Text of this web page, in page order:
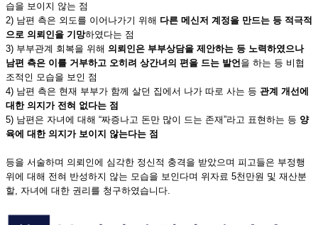
습을 보이지 않는 점
2) 남편 측은 외도를 이어나가기 위해 다른 메신저 계정을 만드는 등 적극적
으로 의뢰인을 기망하였다는 점
3) 부부관계 회복을 위해 의뢰인은 부부상담을 제안하는 등 노력하였으나
남편 측은 이를 거부하고 오히려 상간녀의 편을 드는 발언을 하는 등 비협
조적인 모습을 보인 점
4) 남편 측은 현재 부부가 함께 살던 집에서 나가 따로 사는 등 관계 개선에
대한 의지가 전혀 없다는 점
5) 남편은 자녀에 대해 “짜증나고 돈만 많이 드는 존재”라고 표현하는 등 양
육에 대한 의지가 보이지 않는다는 점
등을 서술하며 의뢰인에 심각한 정신적 충격을 받았으며 피고들은 부정행
위에 대해 전혀 반성하지 않는 모습을 보인다며 위자료 5천만원 및 재산분
할, 자녀에 대한 권리를 청구하였습니다.